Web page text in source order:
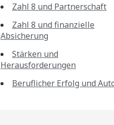
Zahl 8 und Partnerschaft
Zahl 8 und finanzielle
Absicherung
Stärken und
Herausforderungen
Beruflicher Erfolg und